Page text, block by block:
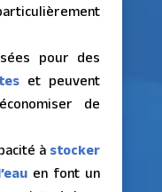
pour des
et peuvent
de
àstocker
en font un